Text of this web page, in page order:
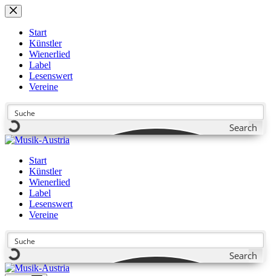
Zum
Inhalt
springenStart
Künstler
Wienerlied
Label
Lesenswert
Vereine
Search
Start
Künstler
Wienerlied
Label
Lesenswert
Vereine
Search